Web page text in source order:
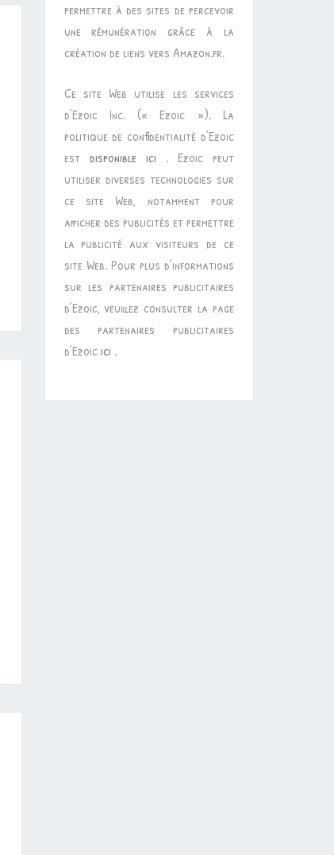
permettre à des sites de percevoir
une rémunération grâce à la
création de liens vers Amazon.fr.
Ce site Web utilise les services
d’Ezoic Inc. (« Ezoic »). La
politique de confidentialité d’Ezoic
est disponible ici . Ezoic peut
utiliser diverses technologies sur
ce site Web, notamment pour
afficher des publicités et permettre
la publicité aux visiteurs de ce
site Web. Pour plus d’informations
sur les partenaires publicitaires
d’Ezoic, veuillez consulter la page
des partenaires publicitaires
d’Ezoic ici .